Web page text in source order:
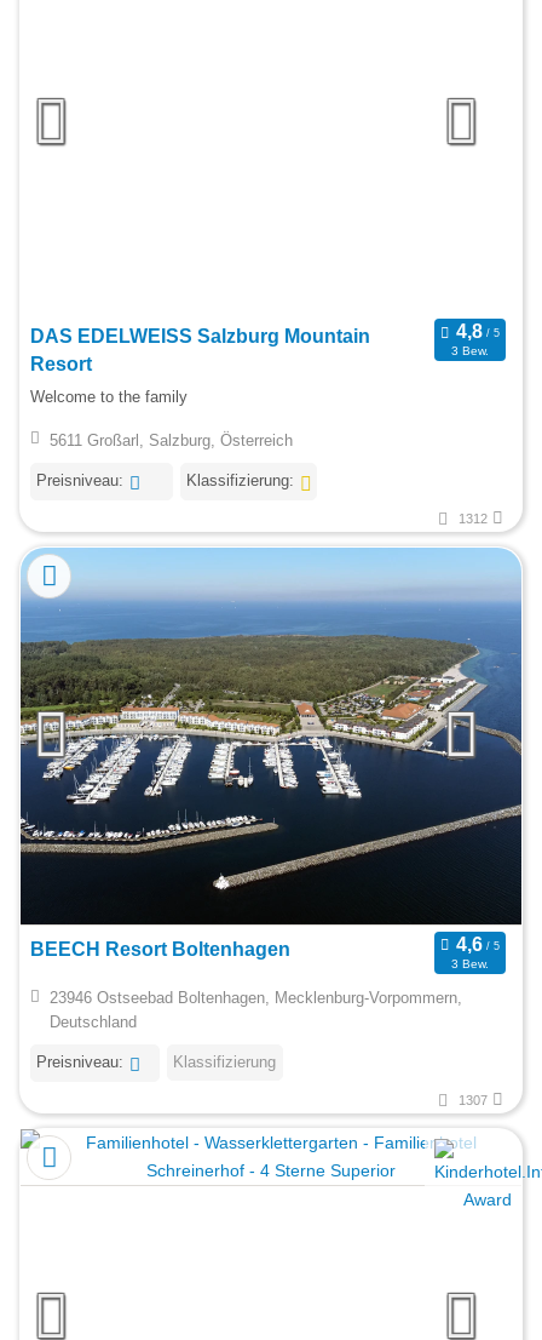
DAS EDELWEISS Salzburg Mountain
Resort
3 Bew.
Welcome to the family
5611 Großarl, Salzburg, Österreich
Preisniveau: Klassifizierung:
1312
BEECH Resort Boltenhagen
3 Bew.
23946 Ostseebad Boltenhagen, Mecklenburg-Vorpommern,
Deutschland
Preisniveau: Klassifizierung
1307